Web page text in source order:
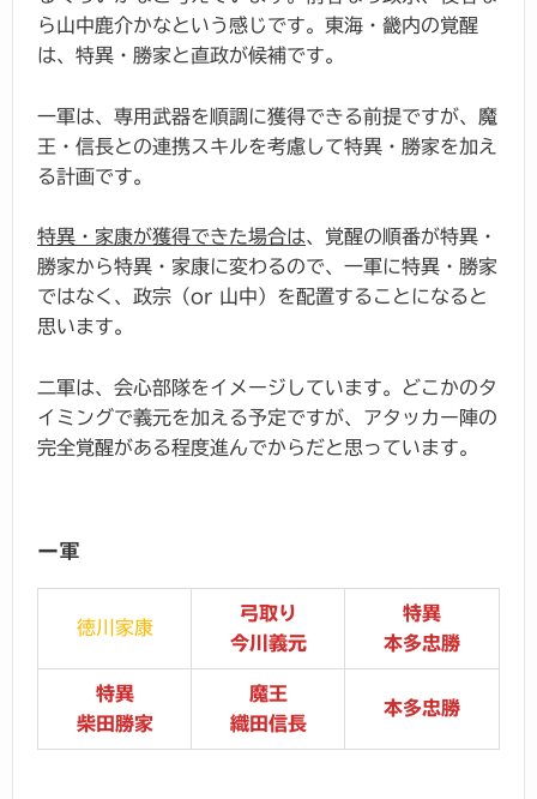
ら山中鹿介かなという感じです。東海・畿内の覚醒
は、特異・勝家と直政が候補です。
一軍は、専用武器を順調に獲得できる前提ですが、魔
王・信長との連携スキルを考慮して特異・勝家を加え
る計画です。
特異・家康が獲得できた場合は、覚醒の順番が特異・
勝家から特異・家康に変わるので、一軍に特異・勝家
ではなく、政宗（or 山中）を配置することになると
思います。
二軍は、会心部隊をイメージしています。どこかのタ
イミングで義元を加える予定ですが、アタッカー陣の
完全覚醒がある程度進んでからだと思っています。
一軍
徳川家康
弓取り
今川義元
特異
本多忠勝
特異
柴田勝家
魔王
織田信長
本多忠勝